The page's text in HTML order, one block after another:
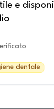
e
dentale